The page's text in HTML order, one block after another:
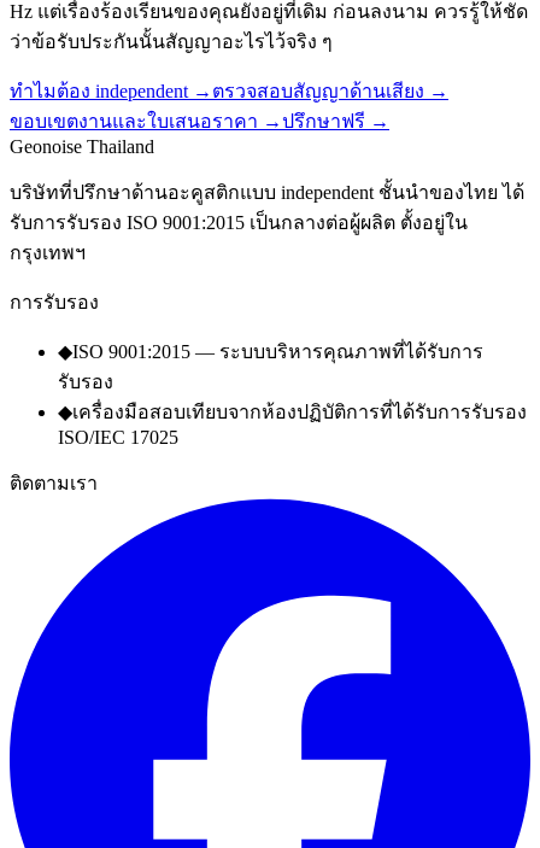
Hz แต่เรื่องร้องเรียนของคุณยังอยู่ที่เดิม ก่อนลงนาม ควรรู้ให้ชัด
ว่าข้อรับประกันนั้นสัญญาอะไรไว้จริง ๆ
ทำไมต้อง independent → ตรวจสอบสัญญาด้านเสียง →
ขอบเขตงานและใบเสนอราคา →ปรึกษาฟรี →
Geonoise Thailand
บริษัทที่ปรึกษาด้านอะคูสติกแบบ independent ชั้นนำของไทย ได้
รับการรับรอง ISO 9001:2015 เป็นกลางต่อผู้ผลิต ตั้งอยู่ใน
กรุงเทพฯ
การรับรอง
◆ISO 9001:2015 — ระบบบริหารคุณภาพที่ได้รับการ
รับรอง
◆เครื่องมือสอบเทียบจากห้องปฏิบัติการที่ได้รับการรับรอง
ISO/IEC 17025
ติดตามเรา